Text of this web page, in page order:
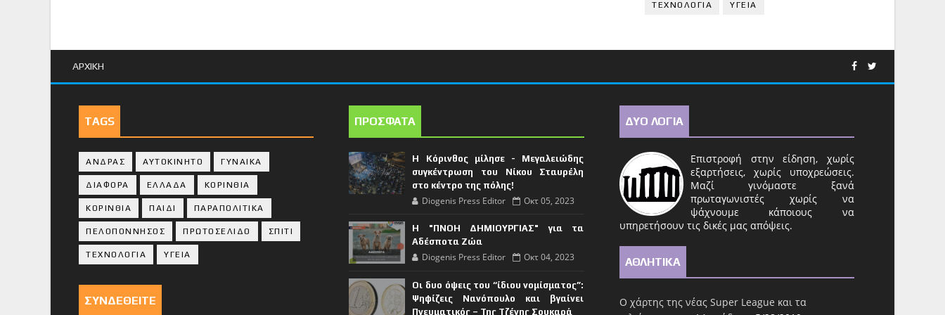
ΤΕΧΝΟΛΟΓΙΑ ΥΓΕΙΑ
ΑΡΧΙΚΗ
TAGS
ΑΝΔΡΑΣ ΑΥΤΟΚΙΝΗΤΟ ΓΥΝΑΙΚΑ
ΔΙΑΦΟΡΑ ΕΛΛΑΔΑ ΚΟΡΙΝΘΙΑ
ΚΟΡΙΝΘΙA ΠΑΙΔΙ ΠΑΡΑΠΟΛΙΤΙΚΑ
ΠΕΛΟΠΟΝΝΗΣΟΣ ΠΡΩΤΟΣΕΛΙΔΟ ΣΠΙΤΙ
ΤΕΧΝΟΛΟΓΙΑ ΥΓΕΙΑ
ΣΥΝΔΕΘΕΙΤΕ
ΠΡΟΣΦΑΤΑ
Η Κόρινθος μίλησε - Μεγαλειώδης
συγκέντρωση του Νίκου Σταυρέλη
στο κέντρο της πόλης!
Diogenis Press Editor Οκτ 05, 2023
Η "ΠΝΟΗ ΔΗΜΙΟΥΡΓΙΑΣ" για τα
Αδέσποτα Ζώα
Diogenis Press Editor Οκτ 04, 2023
Οι δυο όψεις του “ίδιου νομίσματος”:
Ψηφίζεις Νανόπουλο και βγαίνει
Πνευματικός – Της Τζένης Σουκαρά
ΔΥΟ ΛΟΓΙΑ
Επιστροφή στην είδηση, χωρίς
εξαρτήσεις, χωρίς υποχρεώσεις.
Μαζί γινόμαστε ξανά
πρωταγωνιστές χωρίς να
ψάχνουμε κάποιους να
υπηρετήσουν τις δικές μας απόψεις.
ΑΘΛΗΤΙΚΑ
Ο χάρτης της νέας Super League και τα